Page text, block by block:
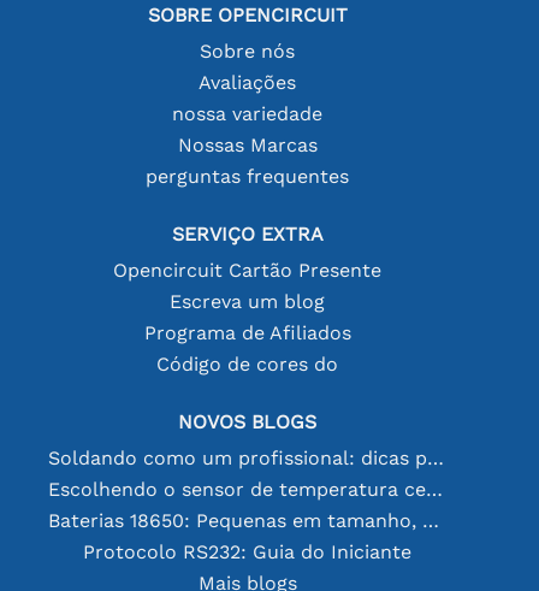
SOBRE OPENCIRCUIT
Sobre nós
Avaliações
nossa variedade
Nossas Marcas
perguntas frequentes
SERVIÇO EXTRA
Opencircuit Cartão Presente
Escreva um blog
Programa de Afiliados
Código de cores do
NOVOS BLOGS
Soldando como um profissional: dicas para conexões eletrônicas perfeitas
Escolhendo o sensor de temperatura certo [youtube]
Baterias 18650: Pequenas em tamanho, grandes em desempenho
Protocolo RS232: Guia do Iniciante
Mais blogs